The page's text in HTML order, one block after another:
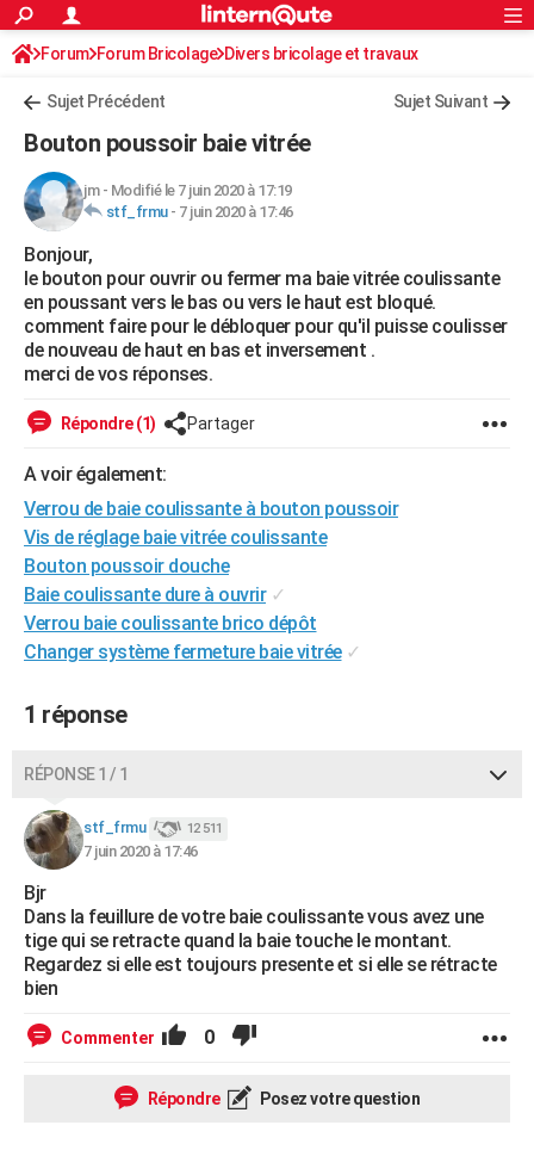
ACTUALITÉS
Politique
Société
Faits Divers
Education
Monde
Villes
+
FINANCE
Retraite
Impôts
Epargne
Immobilier
Risques naturels par ville
Banque
Assurance
Crédit
AUTO
Essais
Réserver un essai
Citadines
Berlines
SUV
Forum auto
+HIGH-TECH
Mobiles
Meilleur smartphone
Internet
Ordinateurs
Jeux vidéo
Guide high-tech
+BRICOLAGE
Forum
Aménagement intérieur
Extérieur
Cuisine
Salle de bains
Jardinage
Rangement
WEEK-END
Guides de France
Escapades
Patrimoine
Expositions
Musées
Week-end nature
LIFESTYLE
SANTE
Alimentation
Guide de la santé
Maladies
Médicaments
Sommeil
VOYAGE
Destinations
City break
Voyage nature
Voyage de noces
Forum
Climat
+PHOTO
GUIDES D'ACHAT
BONS PLANS
CARTE DE VOEUX
COPAINS D'AVANT
S'inscrire
Se connecter
Lycées
Collèges
Primaires
Universités
Entreprises
Service militaire
Avis de recherche
AVIS DE DÉCÈS
FORUM
Bricolage
Lifestyle
Culture
Sport
Auto
Television
Voyage
Cinema
Rechercher
S'inscrire
Connexion
Forum Forum Bricolage Divers bricolage et travaux
Sujet Précédent Sujet Suivant
Bouton poussoir baie vitrée
jm- Modifié le 7 juin 2020 à 17:19
stf_frmu- 7 juin 2020 à 17:46
Bonjour,
le bouton pour ouvrir ou fermer ma baie vitrée coulissante
en poussant vers le bas ou vers le haut est bloqué.
comment faire pour le débloquer pour qu'il puisse coulisser
de nouveau de haut en bas et inversement .
merci de vos réponses.
Répondre (1) Partager
A voir également:
Verrou de baie coulissante à bouton poussoir
Vis de réglage baie vitrée coulissante
Bouton poussoir douche
Baie coulissante dure à ouvrir ✓
Verrou baie coulissante brico dépôt
Changer système fermeture baie vitrée ✓
1 réponse
RÉPONSE 1 / 1
stf_frmu 12 511
7 juin 2020 à 17:46
Bjr
Dans la feuillure de votre baie coulissante vous avez une
tige qui se retracte quand la baie touche le montant.
Regardez si elle est toujours presente et si elle se rétracte
bien
Commenter 0
Répondre Posez votre question